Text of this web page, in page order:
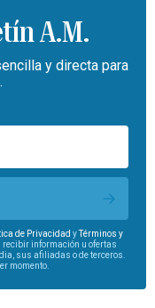
A.M.
y directa para
de Privacidad yTérminos y
recibir información u ofertas
sus afiliadas o de terceros.
momento.